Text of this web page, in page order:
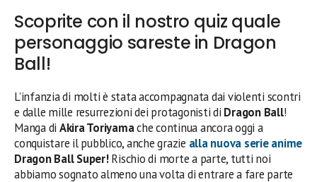
Scoprite con il nostro quiz quale
personaggio sareste in Dragon
Ball!
L’infanzia di molti è stata accompagnata dai violenti scontri
e dalle mille resurrezioni dei protagonisti di Dragon Ball!
Manga di Akira Toriyamache continua ancora oggi a
conquistare il pubblico, anche grazie alla nuova serie anime
Dragon Ball Super!Rischio di morte a parte, tutti noi
abbiamo sognato almeno una volta di entrare a fare parte